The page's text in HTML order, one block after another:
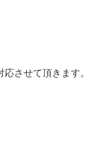
させて頂きます。